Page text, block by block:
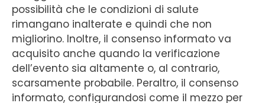
possibilità che le condizioni di salute
rimangano inalterate e quindi che non
migliorino. Inoltre, il consenso informato va
acquisito anche quando la verificazione
dell’evento sia altamente o, al contrario,
scarsamente probabile. Peraltro, il consenso
informato, configurandosi come il mezzo per